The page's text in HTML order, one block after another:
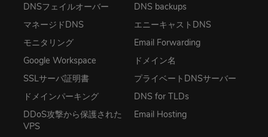
DNSフェイルオーバー
マネージドDNS
モニタリング
Google Workspace
SSLサーバ証明書
ドメインパーキング
DDoS攻撃から保護された
VPS
DNS backups
エニーキャストDNS
Email Forwarding
ドメイン名
プライベートDNSサーバー
DNS for TLDs
Email Hosting